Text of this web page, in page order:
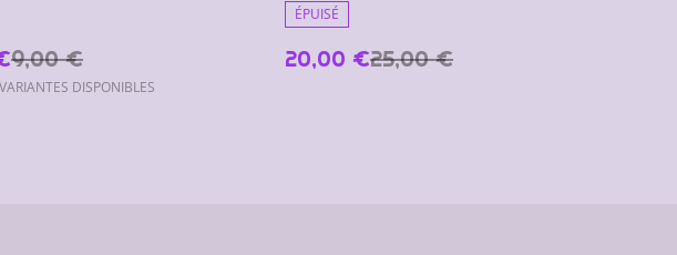
9,00 €
DISPONIBLES
ÉPUISÉ
20,00 €25,00 €